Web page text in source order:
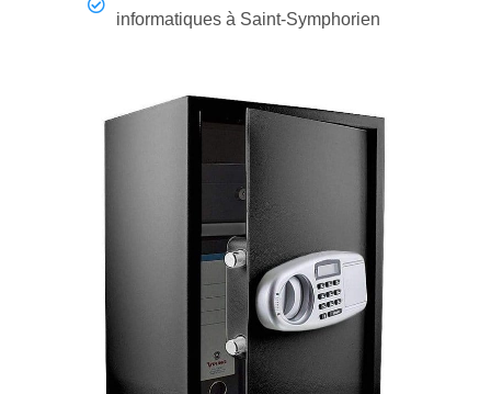
informatiques à Saint-Symphorien